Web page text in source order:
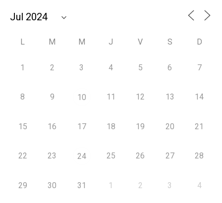
L M M J V S D
1 2 3 4 5 6 7
8 9 10 11 12 13 14
15 16 17 18 19 20 21
22 23 24 25 26 27 28
29 30 31 1 2 3 4